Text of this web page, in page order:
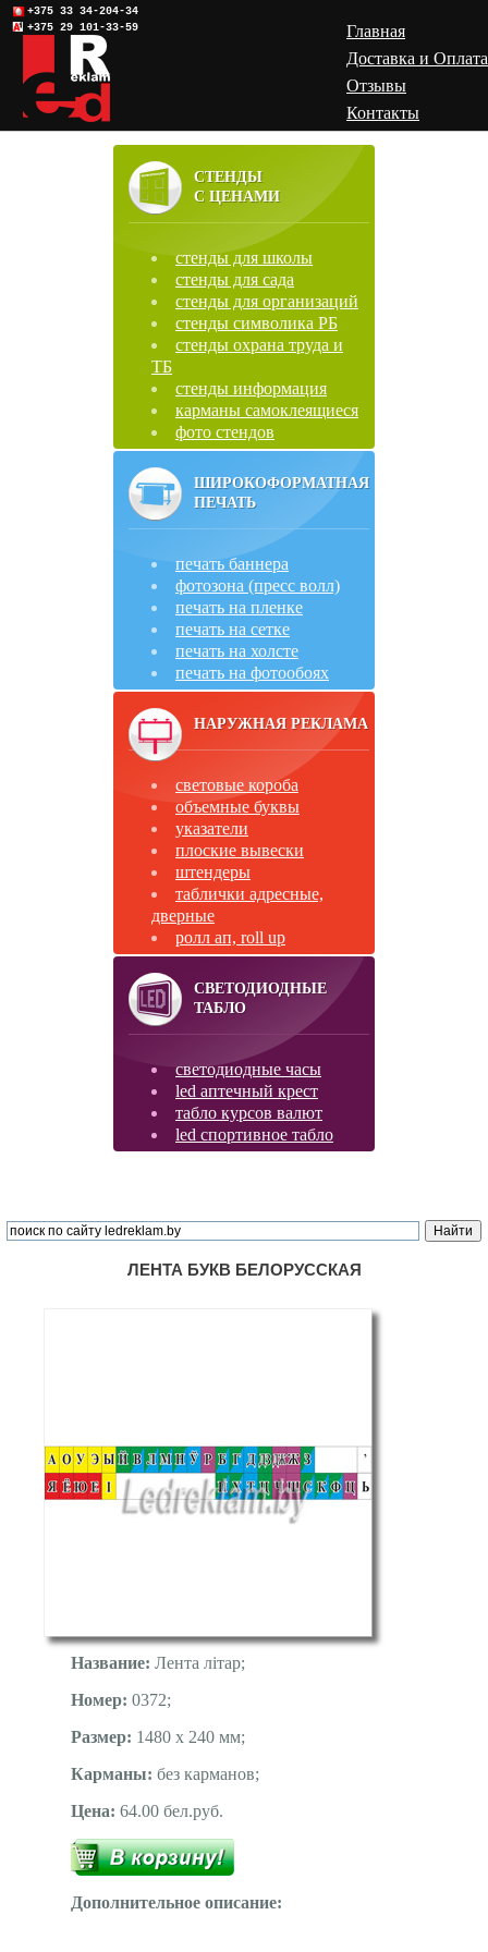
+375 33 34-204-34
+375 29 101-33-59
Главная
Доставка и Оплата
Отзывы
Контакты
СТЕНДЫ
С ЦЕНАМИ
стенды для школы
стенды для сада
стенды для организаций
стенды символика РБ
стенды охрана труда и
ТБ
стенды информация
карманы самоклеящиеся
фото стендов
ШИРОКОФОРМАТНАЯ
ПЕЧАТЬ
печать баннера
фотозона (пресс волл)
печать на пленке
печать на сетке
печать на холсте
печать на фотообоях
НАРУЖНАЯ РЕКЛАМА
световые короба
объемные буквы
указатели
плоские вывески
штендеры
таблички адресные,
дверные
ролл ап, roll up
СВЕТОДИОДНЫЕ
ТАБЛО
светодиодные часы
led аптечный крест
табло курсов валют
led спортивное табло
ЛЕНТА БУКВ БЕЛОРУССКАЯ
Название: Лента літар;
Номер: 0372;
Размер: 1480 х 240 мм;
Карманы: без карманов;
Цена: 64.00 бел.руб.
Дополнительное описание: